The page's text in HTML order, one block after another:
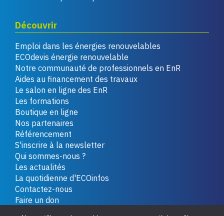
Découvrir
Emploi dans les énergies renouvelables
ECOdevis énergie renouvelable
Notre communauté de professionnels en EnR
Aides au financement des travaux
Le salon en ligne des EnR
Les formations
Boutique en ligne
Nos partenaires
Référencement
S'inscrire à la newsletter
Qui sommes-nous ?
Les actualités
La quotidienne d'ECOinfos
Contactez-nous
Faire un don